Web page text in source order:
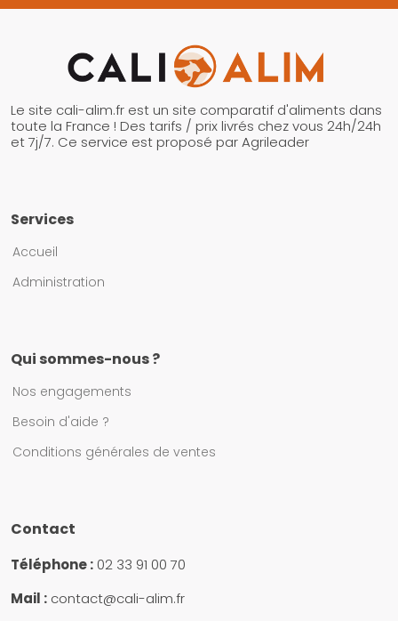
Le site cali-alim.fr est un site comparatif d'aliments dans
toute la France ! Des tarifs / prix livrés chez vous 24h/24h
et 7j/7. Ce service est proposé par Agrileader
Services
Accueil
Administration
Qui sommes-nous ?
Nos engagements
Besoin d'aide ?
Conditions générales de ventes
Contact
Téléphone : 02 33 91 00 70
Mail : contact@cali-alim.fr